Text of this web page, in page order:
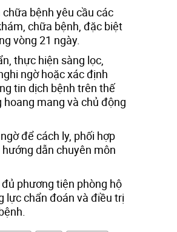
bệnh yêu cầu các
chữa bệnh, đặc biệt
vòng 21 ngày.
thực hiện sàng lọc,
ngờ hoặc xác định
tin dịch bệnh trên thế
mang và chủ động
để cách ly, phối hợp
dẫn chuyên môn
phương tiện phòng hộ
lực chẩn đoán và điều trị